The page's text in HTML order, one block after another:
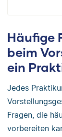
Häufige
beim
ein
Jedes
Fragen, die
vorbereiten